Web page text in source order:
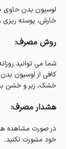
خارش، پوسته
روش مصرف:
شما می توانید
کافی از لوسیون
خشک، زبر و خشن
هشدار مصرف:
در صورت مشاهده
خود مشورت نکنید.